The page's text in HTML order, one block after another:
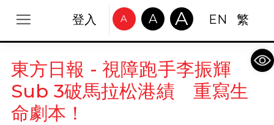
登入 A A A EN 繁
東方日報 - 視障跑手李振輝
Sub 3破馬拉松港績 重寫生
命劇本！